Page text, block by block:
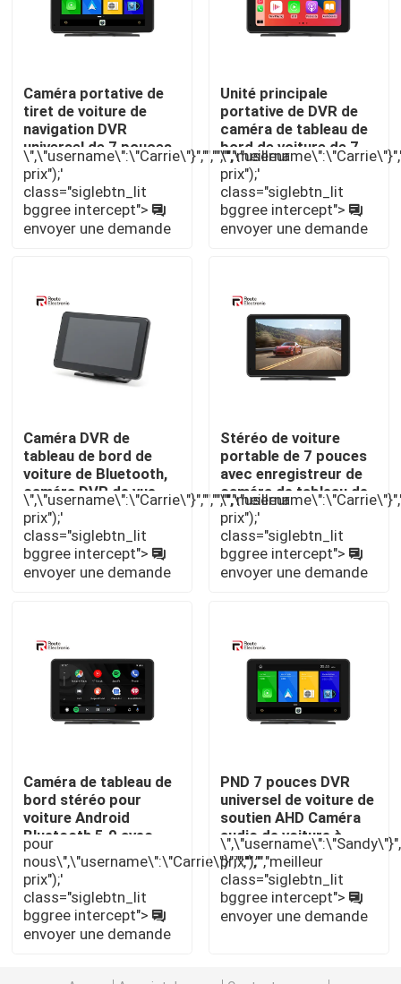
Produits
A propos de nous
Visite d'usine
Contact
Tous les cas
Demande de soumission
Android Autoradio Stéréo
Stéréo universel de voiture
Boîte de Carplay AI
interface visuelle de voiture
Came DVR de tiret de voiture
Caméra portative de
tiret de voiture de
navigation DVR
universel de 7 pouces
pour le camion de
voiture
\",\"username\":\"Carrie\"}","","","","meilleur
prix");'
class="siglebtn_lit
bggree intercept">
envoyer une demande
Unité principale
portative de DVR de
caméra de tableau de
bord de voiture de 7
pouces avec l'écran
tactile en verre
capacitif 2.5D
prix");'
class="siglebtn_lit
bggree intercept">
envoyer une demande
Caméra DVR de
tableau de bord de
voiture de Bluetooth,
caméra DVR de vue
arrière d'AHD pour le
camion
\",\"username\":\"Carrie\"}","","","","meilleur
prix");'
class="siglebtn_lit
bggree intercept">
envoyer une demande
Stéréo de voiture
portable de 7 pouces
avec enregistreur de
caméra de tableau de
bord Bluetooth 5.0
prix");'
class="siglebtn_lit
bggree intercept">
envoyer une demande
Caméra de tableau de
bord stéréo pour
voiture Android
Bluetooth 5.0 avec
écran capacitif 2.5D
pour
nous\",\"username\":\"Carrie\"}","","","","meilleur
prix");'
class="siglebtn_lit
bggree intercept">
envoyer une demande
PND 7 pouces DVR
universel de voiture de
soutien AHD Caméra
audio de voiture à
travers le haut-parleur
de voiture d'origine
prix");'
class="siglebtn_lit
bggree intercept">
envoyer une demande